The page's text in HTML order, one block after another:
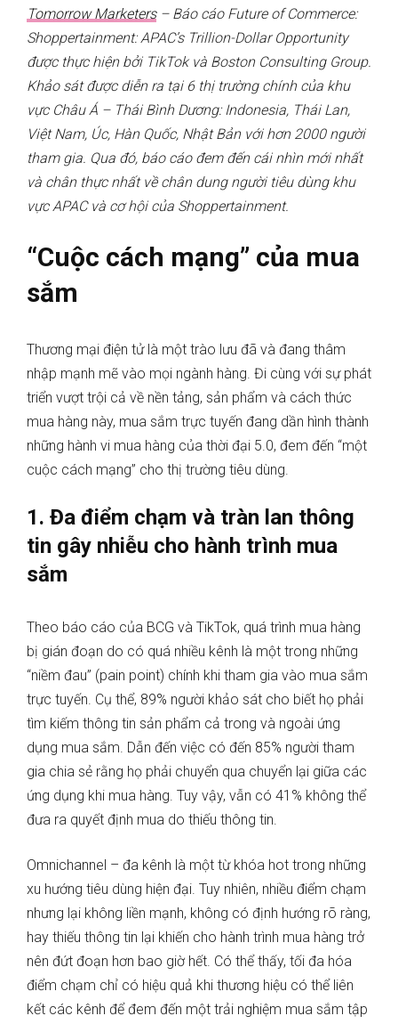
Tomorrow Marketers– Báo cáo Future of Commerce:
Shoppertainment: APAC’s Trillion-Dollar Opportunity
được thực hiện bởi TikTok và Boston Consulting Group.
Khảo sát được diễn ra tại 6 thị trường chính của khu
vực Châu Á – Thái Bình Dương: Indonesia, Thái Lan,
Việt Nam, Úc, Hàn Quốc, Nhật Bản với hơn 2000 người
tham gia. Qua đó, báo cáo đem đến cái nhìn mới nhất
và chân thực nhất về chân dung người tiêu dùng khu
vực APAC và cơ hội của Shoppertainment.
“Cuộc cách mạng” của mua
sắm
Thương mại điện tử là một trào lưu đã và đang thâm
nhập mạnh mẽ vào mọi ngành hàng. Đi cùng với sự phát
triển vượt trội cả về nền tảng, sản phẩm và cách thức
mua hàng này, mua sắm trực tuyến đang dần hình thành
những hành vi mua hàng của thời đại 5.0, đem đến “một
cuộc cách mạng” cho thị trường tiêu dùng.
1. Đa điểm chạm và tràn lan thông
tin gây nhiễu cho hành trình mua
sắm
Theo báo cáo của BCG và TikTok, quá trình mua hàng
bị gián đoạn do có quá nhiều kênh là một trong những
“niềm đau” (pain point) chính khi tham gia vào mua sắm
trực tuyến. Cụ thể, 89% người khảo sát cho biết họ phải
tìm kiếm thông tin sản phẩm cả trong và ngoài ứng
dụng mua sắm. Dẫn đến việc có đến 85% người tham
gia chia sẻ rằng họ phải chuyển qua chuyển lại giữa các
ứng dụng khi mua hàng. Tuy vậy, vẫn có 41% không thể
đưa ra quyết định mua do thiếu thông tin.
Omnichannel – đa kênh là một từ khóa hot trong những
xu hướng tiêu dùng hiện đại. Tuy nhiên, nhiều điểm chạm
nhưng lại không liền mạnh, không có định hướng rõ ràng,
hay thiếu thông tin lại khiến cho hành trình mua hàng trở
nên đứt đoạn hơn bao giờ hết. Có thể thấy, tối đa hóa
điểm chạm chỉ có hiệu quả khi thương hiệu có thể liên
kết các kênh để đem đến một trải nghiệm mua sắm tập